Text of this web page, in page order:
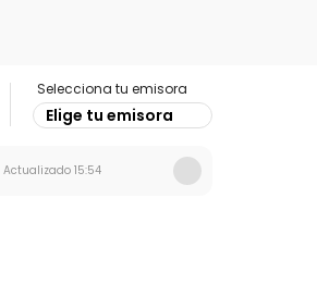
Selecciona tu emisora
Elige tu emisora
Actualizado 15:54